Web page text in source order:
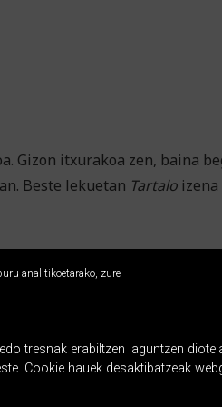
Gizon itxurakoa zen, baina
Beste lekuetan Tartalo
analitikoetarako, zure
tresnak erabiltzen laguntzen
Cookie hauek desaktibatzeak